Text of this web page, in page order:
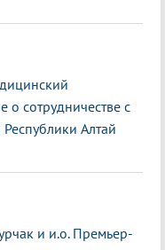
о сотрудничестве с
Алтай
и и.о. Премьер-